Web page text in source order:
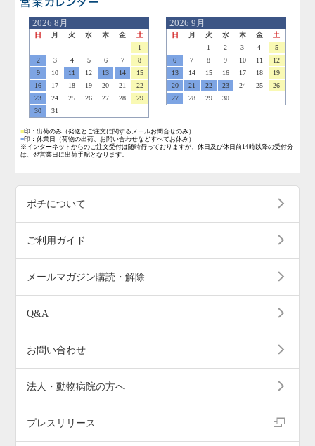
2026 8月
日 月 火 水 木 金
土
1
2
3 4 5 6 7
8
9
10 11 12 13 14
15
16
17 18 19 20 21
22
23
24 25 26 27 28
29
30
31
2026 9月
日 月 火 水 木 金
土
1
2 3 4
5
6
7 8 9 10 11
12
13
14 15 16 17 18
19
20
21 22 23 24 25
26
27
28 29 30
■印：出荷のみ （発送とご注文に関するメールお問合せのみ）
■印：休業日
（荷物の出荷、お問い合わせなどすべてお休み）
※インターネットからのご注文受付は随時行っておりますが、休日及び休日前14時以降の受付分
は、翌営業日に出荷手配となります。
ポチについて
ご利用ガイド
メールマガジン購読・解除
Q&A
お問い合わせ
法人・動物病院の方へ
プレスリリース